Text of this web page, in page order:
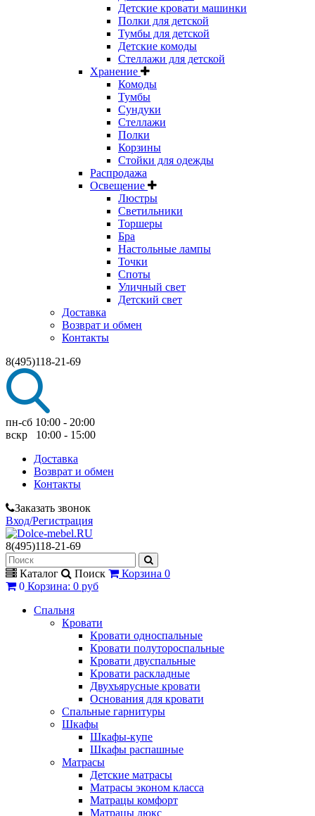
Детские кровати машинки
Полки для детской
Тумбы для детской
Детские комоды
Стеллажи для детской
Хранение
Комоды
Тумбы
Сундуки
Стеллажи
Полки
Корзины
Стойки для одежды
Распродажа
Освещение
Люстры
Светильники
Торшеры
Бра
Настольные лампы
Точки
Споты
Уличный свет
Детский свет
Доставка
Возврат и обмен
Контакты
8(495)118-21-69
пн-сб 10:00 - 20:00
вскр 10:00 - 15:00
Доставка
Возврат и обмен
Контакты
Заказать звонок
Вход/Регистрация
8(495)118-21-69
Каталог Поиск Корзина 0
0 Корзина: 0 руб
Спальня
Кровати
Кровати односпальные
Кровати полутороспальные
Кровати двуспальные
Кровати раскладные
Двухъярусные кровати
Основания для кровати
Спальные гарнитуры
Шкафы
Шкафы-купе
Шкафы распашные
Матрасы
Детские матрасы
Матрасы эконом класса
Матрацы комфорт
Матрацы люкс